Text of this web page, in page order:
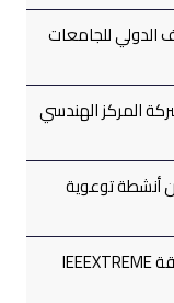
الدولي للجامعات
المركز الهندسي
أنشطة توعوية
خضوري تحقق المرتبة الثانية بمسابقة IEEEXTREME